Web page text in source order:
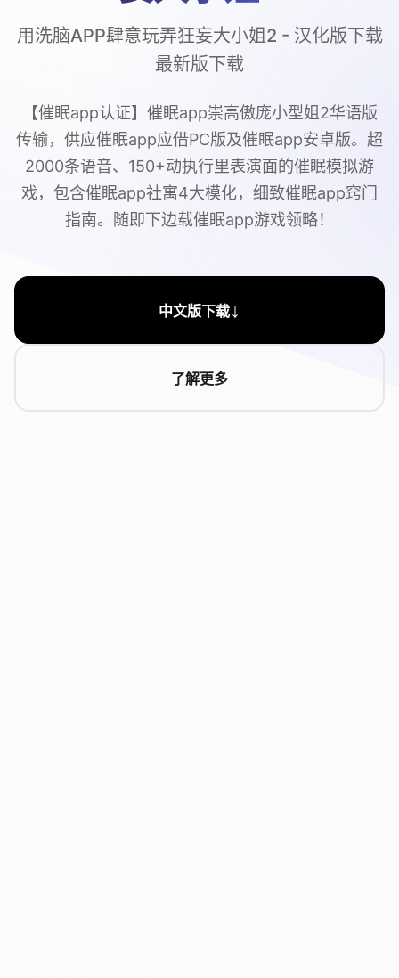
用洗脑APP肆意玩弄狂妄大小姐2 - 汉化版下载
最新版下载
【催眠app认证】催眠app崇高傲庞小型姐2华语版
传输，供应催眠app应借PC版及催眠app安卓版。超
2000条语音、150+动执行里表演面的催眠模拟游
戏，包含催眠app社寓4大模化，细致催眠app窍门
指南。随即下边载催眠app游戏领略！
中文版下载↓
了解更多